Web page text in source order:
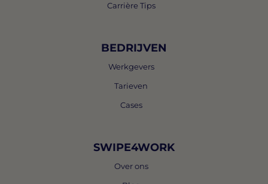
Carrière Tips
BEDRIJVEN
Werkgevers
Tarieven
Cases
SWIPE4WORK
Over ons